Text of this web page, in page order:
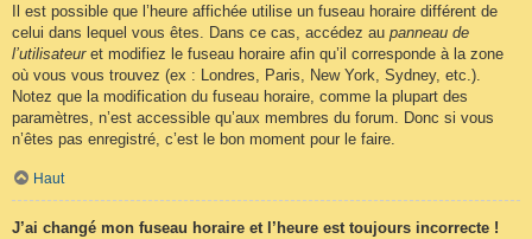
Il est possible que l’heure affichée utilise un fuseau horaire différent de
celui dans lequel vous êtes. Dans ce cas, accédez au panneau de
l’utilisateuret modifiez le fuseau horaire afin qu’il corresponde à la zone
où vous vous trouvez (ex : Londres, Paris, New York, Sydney, etc.).
Notez que la modification du fuseau horaire, comme la plupart des
paramètres, n’est accessible qu’aux membres du forum. Donc si vous
n’êtes pas enregistré, c’est le bon moment pour le faire.
Haut
J’ai changé mon fuseau horaire et l’heure est toujours incorrecte !